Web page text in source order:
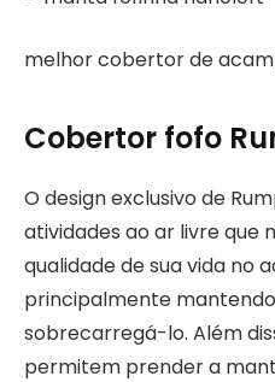
melhor cobertor de
Cobertor fofo
O design exclusivo de
atividades ao ar livre que
qualidade de sua vida no
principalmente
sobrecarregá-lo. Além
permitem prender a